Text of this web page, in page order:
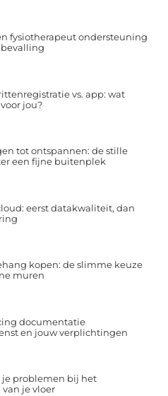
fysiotherapeut ondersteuning
vs. app: wat
jou?
tot ontspannen: de stille
een fijne buitenplek
eerst datakwaliteit, dan
kopen: de slimme keuze
muren
documentatie
en jouw verplichtingen
je problemen bij het
je vloer